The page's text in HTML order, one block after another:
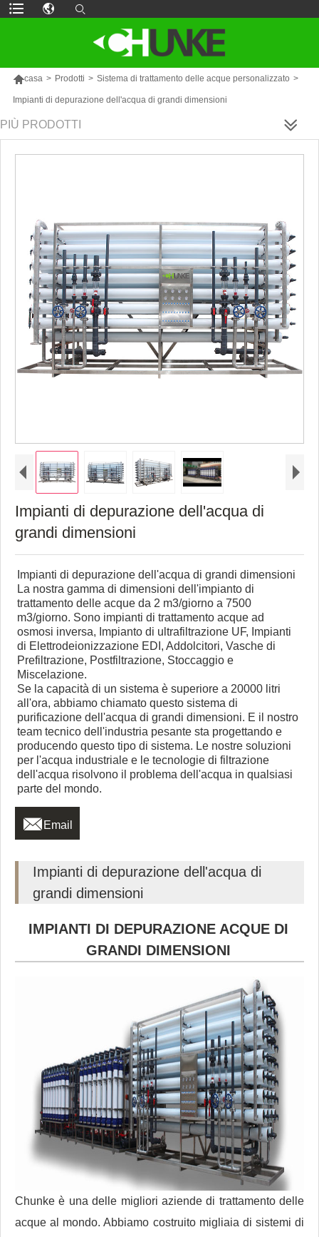
casa > Prodotti > Sistema di trattamento delle acque personalizzato >
Impianti di depurazione dell'acqua di grandi dimensioni
PIÙ PRODOTTI
Impianti di depurazione dell'acqua di
grandi dimensioni
Impianti di depurazione dell'acqua di grandi dimensioni
La nostra gamma di dimensioni dell'impianto di
trattamento delle acque da 2 m3/giorno a 7500
m3/giorno. Sono impianti di trattamento acque ad
osmosi inversa, Impianto di ultrafiltrazione UF, Impianti
di Elettrodeionizzazione EDI, Addolcitori, Vasche di
Prefiltrazione, Postfiltrazione, Stoccaggio e
Miscelazione.
Se la capacità di un sistema è superiore a 20000 litri
all'ora, abbiamo chiamato questo sistema di
purificazione dell'acqua di grandi dimensioni. E il nostro
team tecnico dell'industria pesante sta progettando e
producendo questo tipo di sistema. Le nostre soluzioni
per l'acqua industriale e le tecnologie di filtrazione
dell'acqua risolvono il problema dell'acqua in qualsiasi
parte del mondo.
 Email
Impianti di depurazione dell'acqua di
grandi dimensioni
IMPIANTI DI DEPURAZIONE ACQUE DI
GRANDI DIMENSIONI
Chunke è una delle migliori aziende di trattamento delle
acque al mondo. Abbiamo costruito migliaia di sistemi di